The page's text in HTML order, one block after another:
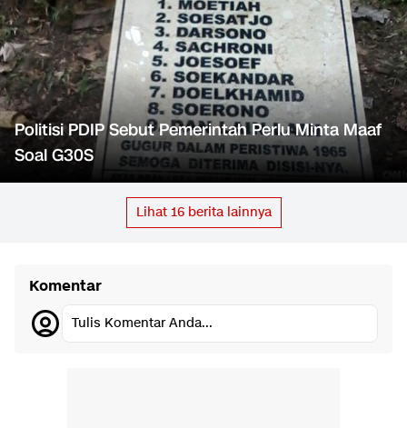
Politisi PDIP Sebut Pemerintah Perlu Minta Maaf
Soal G30S
Lihat 16berita lainnya
Komentar
Tulis Komentar Anda...